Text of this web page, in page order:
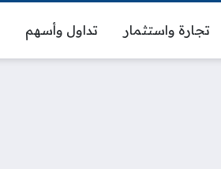
تجارة واستثمار تداول وأسهم